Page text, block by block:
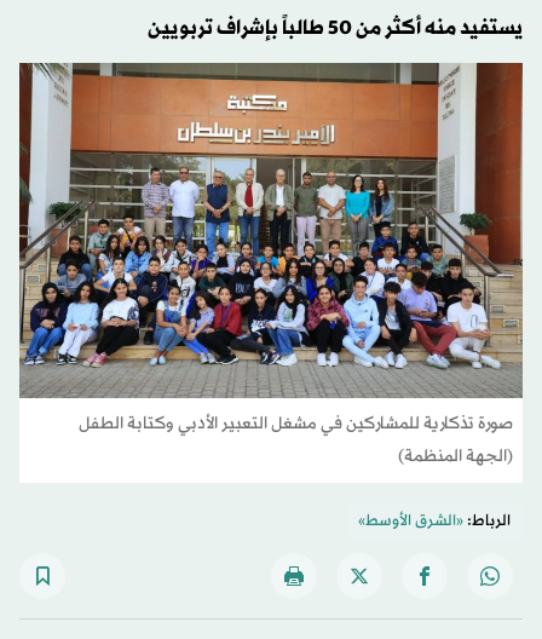
يستفيد منه أكثر من 50 طالباً بإشراف تربويين
صورة تذكارية للمشاركين في مشغل التعبير الأدبي وكتابة الطفل
(الجهة المنظمة)
الرباط:«الشرق الأوسط»